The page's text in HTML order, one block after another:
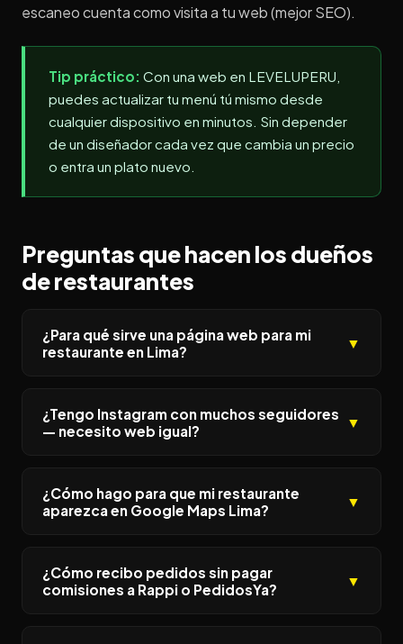
escaneo cuenta como visita a tu web (mejor SEO).
Tip práctico: Con una web en LEVELUPERU,
puedes actualizar tu menú tú mismo desde
cualquier dispositivo en minutos. Sin depender
de un diseñador cada vez que cambia un precio
o entra un plato nuevo.
Preguntas que hacen los dueños
de restaurantes
¿Para qué sirve una página web para mi
restaurante en Lima?
▼
¿Tengo Instagram con muchos seguidores
— necesito web igual?
▼
¿Cómo hago para que mi restaurante
aparezca en Google Maps Lima?
▼
¿Cómo recibo pedidos sin pagar
comisiones a Rappi o PedidosYa?
▼